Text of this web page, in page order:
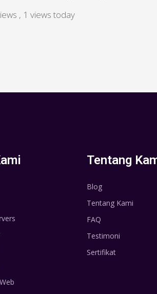
, 1 views today
Tentang
Blog
Tentang Kami
FAQ
Testimoni
Sertifikat